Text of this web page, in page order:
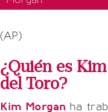
(AP)
¿Quién es
del Toro?
Kim Morgan ha